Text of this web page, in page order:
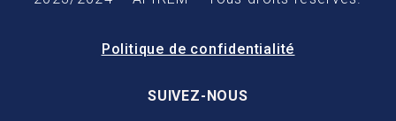
Politique de confidentialité
SUIVEZ-NOUS